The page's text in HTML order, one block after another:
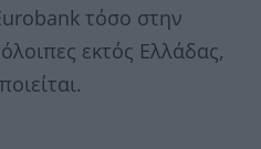
τόσο στην
εκτός Ελλάδας,